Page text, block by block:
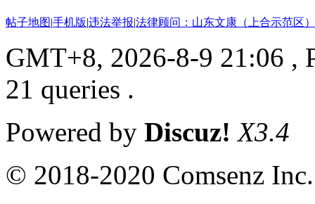
帖子地图|手机版|违法举报|法律顾问：山东文康（上合示范区
GMT+8, 2026-8-9 21:06 ,
21 queries .
Powered by Discuz! X3.4
© 2018-2020 Comsenz Inc.